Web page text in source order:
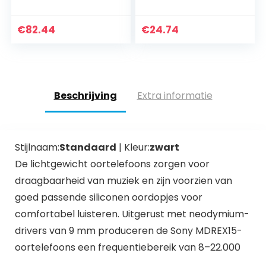
€82.44
In-Ear Koptelefoon
€24.74
Beschrijving Extra informatie
Stijlnaam:Standaard | Kleur:zwart
De lichtgewicht oortelefoons zorgen voor
draagbaarheid van muziek en zijn voorzien van
goed passende siliconen oordopjes voor
comfortabel luisteren. Uitgerust met neodymium-
drivers van 9 mm produceren de Sony MDREX15-
oortelefoons een frequentiebereik van 8–22.000